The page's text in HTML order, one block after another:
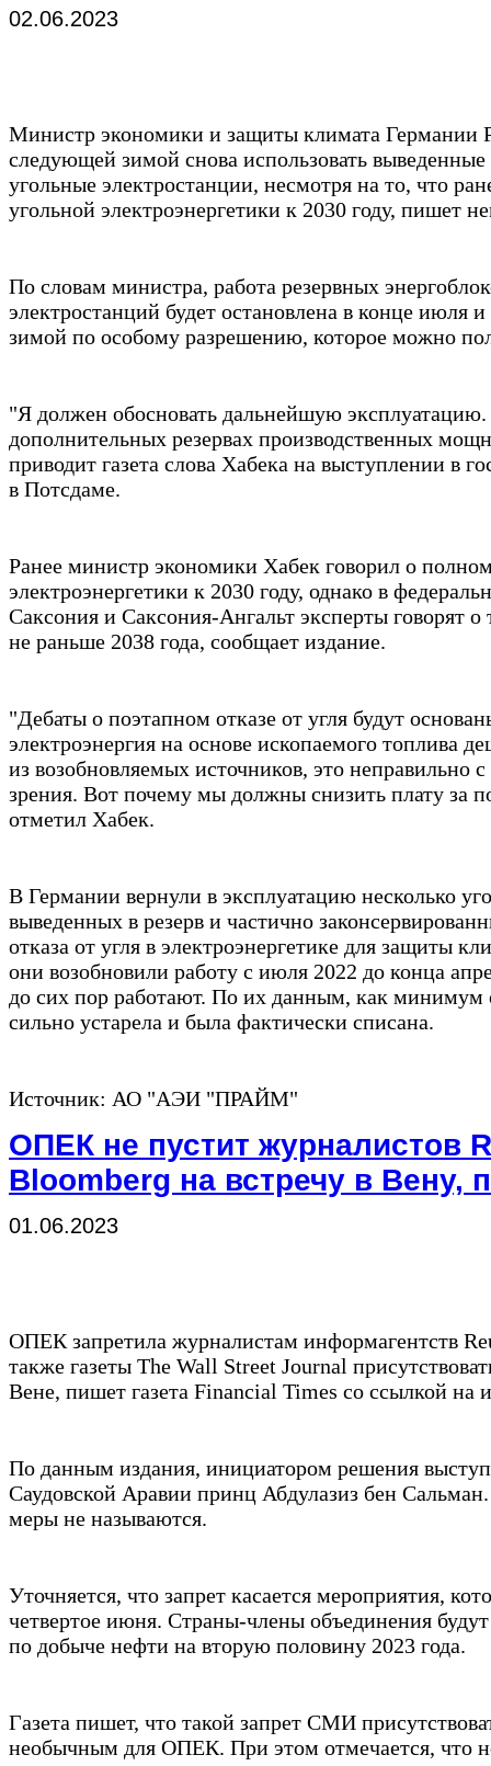
02.06.2023
Министр экономики и защиты климата Германии
следующей зимой снова использовать выведенные
угольные электростанции, несмотря на то, что
угольной электроэнергетики к 2030 году, пишет
По словам министра, работа резервных
электростанций будет остановлена в конце июля
зимой по особому разрешению, которое можно
"Я должен обосновать дальнейшую
дополнительных резервах производственных
приводит газета слова Хабека на выступлении в
в Потсдаме.
Ранее министр экономики Хабек говорил о
электроэнергетики к 2030 году, однако в
Саксония и Саксония-Ангальт эксперты говорят о
не раньше 2038 года, сообщает издание.
"Дебаты о поэтапном отказе от угля будут
электроэнергия на основе ископаемого топлива
из возобновляемых источников, это неправильно
зрения. Вот почему мы должны снизить плату за
отметил Хабек.
В Германии вернули в эксплуатацию несколько
выведенных в резерв и частично
отказа от угля в электроэнергетике для защиты
они возобновили работу с июля 2022 до конца
до сих пор работают. По их данным, как минимум
сильно устарела и была фактически списана.
Источник: АО "АЭИ "ПРАЙМ"
ОПЕК не пустит журналистов
Bloomberg на встречу в Вену,
01.06.2023
ОПЕК запретила журналистам информагентств
также газеты The Wall Street Journal
Вене, пишет газета Financial Times со ссылкой на
По данным издания, инициатором решения
Саудовской Аравии принц Абдулазиз бен
меры не называются.
Уточняется, что запрет касается мероприятия,
четвертое июня. Страны-члены объединения будут
по добыче нефти на вторую половину 2023 года.
Газета пишет, что такой запрет СМИ
необычным для ОПЕК. При этом отмечается, что